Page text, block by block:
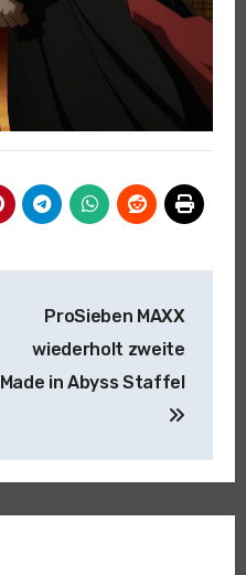
ProSieben MAXX
wiederholt zweite
Made in Abyss Staffel